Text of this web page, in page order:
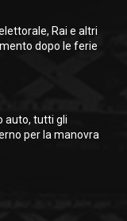
Rai e altri
dopo le ferie
auto, tutti gli
per la manovra